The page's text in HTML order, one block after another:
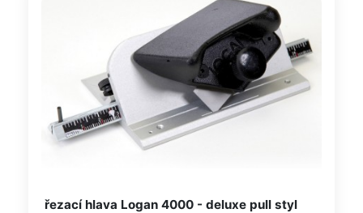
řezací hlava Logan 4000 - deluxe pull styl